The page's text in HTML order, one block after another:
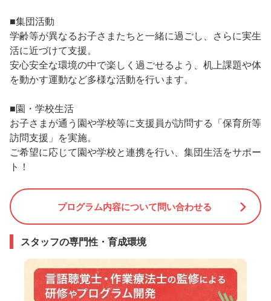
■集団活動
学齢等が異なるお子さまたちと一緒に過ごし、さらに実生
活に近づけて支援。
安心安全な環境の中で楽しく過ごせるよう、机上課題や体
を動かす運動など多様な活動を行います。
■園・学校生活
お子さまが通う園や学校等に支援員が訪問する「保育所等
訪問支援」を実施。
ご希望に応じて園や学校と連携を行い、集団生活をサポー
ト！
プログラム内容について問い合わせる
スタッフの専門性・育成環境